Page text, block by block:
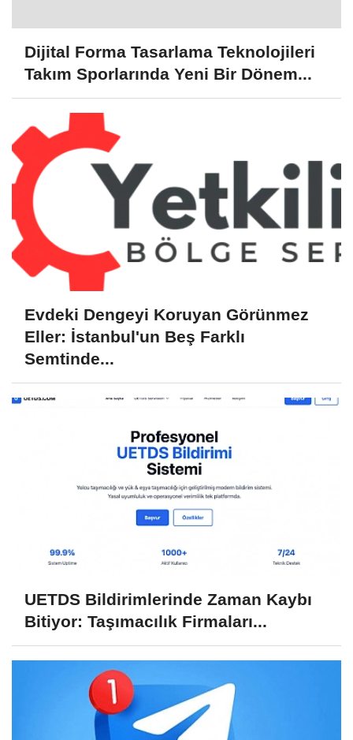
Dijital Forma Tasarlama Teknolojileri
Takım Sporlarında Yeni Bir Dönem...
Evdeki Dengeyi Koruyan Görünmez
Eller: İstanbul'un Beş Farklı
Semtinde...
UETDS Bildirimlerinde Zaman Kaybı
Bitiyor: Taşımacılık Firmaları...